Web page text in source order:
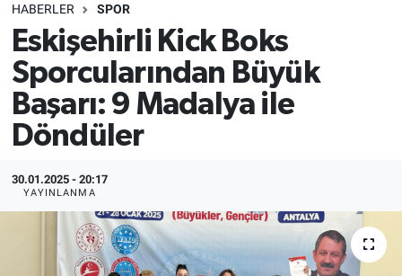
HABERLER SPOR
Eskişehirli Kick Boks
Sporcularından Büyük
Başarı: 9 Madalya ile
Döndüler
30.01.2025 - 20:17
YAYINLANMA
Gündem
Türkiye
Dünya
Alış-Veriş/İş dünyası
Eskişehirspor Arşivi
Eskişehir Arşivi
Röportaj
Kültür Sanat
Politika
Süper Lig Puan Durumu ve Fikstür
Tüm Manşetler
Son Dakika Haberleri